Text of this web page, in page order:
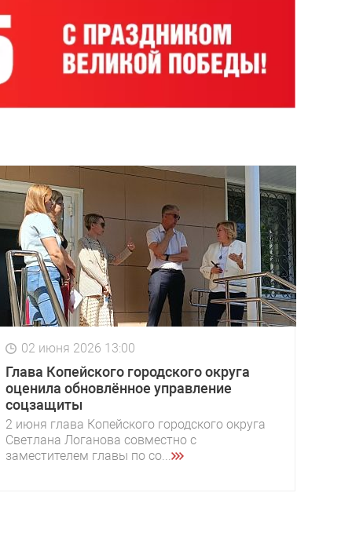
02 июня 2026 13:00
Глава Копейского городского округа
оценила обновлённое управление
соцзащиты
2 июня глава Копейского городского округа
Светлана Логанова совместно с
заместителем главы по со...